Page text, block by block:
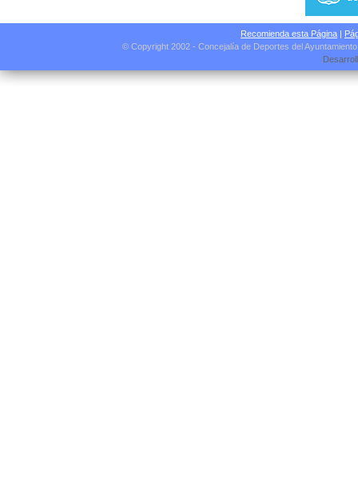
Recomienda esta Página |
© Copyright 2002 - Concejalía de Deportes del